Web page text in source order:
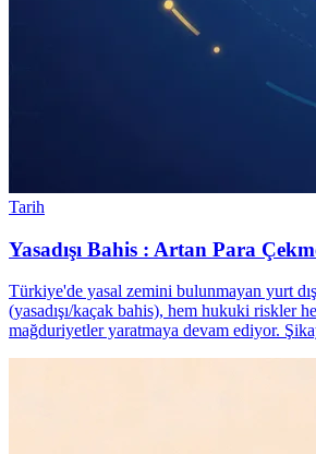
Tarih
Yasadışı Bahis : Artan Para
Türkiye'de yasal zemini bulunmayan yurt
(yasadışı/kaçak bahis), hem hukuki riskler
mağduriyetler yaratmaya devam ediyor.